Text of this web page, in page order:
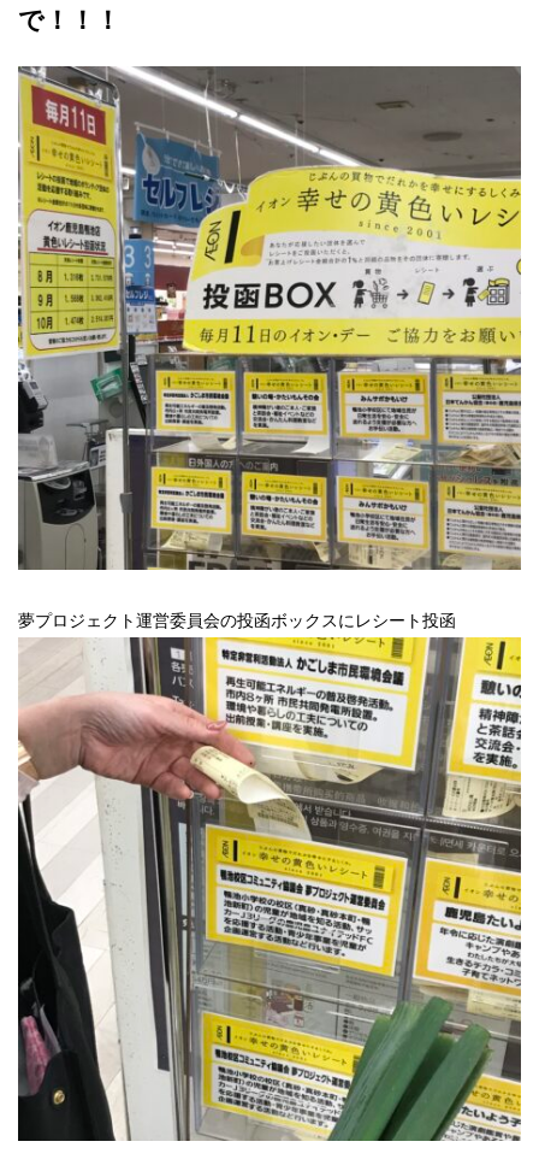
で！！！
夢プロジェクト運営委員会の投函ボックスにレシート投函